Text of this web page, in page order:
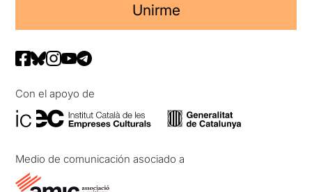
Unirme
Con el apoyo de
Medio de comunicación asociado a